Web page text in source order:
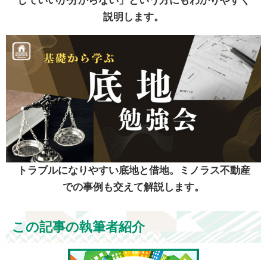
説明します。
トラブルになりやすい底地と借地。ミノラス不動産
での事例も交えて解説します。
この記事の執筆者紹介